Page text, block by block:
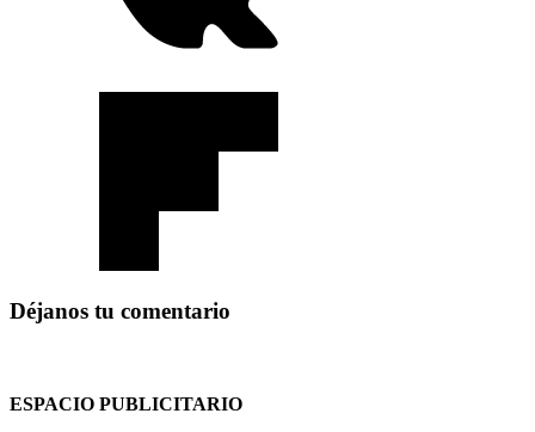
Déjanos tu comentario
ESPACIO PUBLICITARIO